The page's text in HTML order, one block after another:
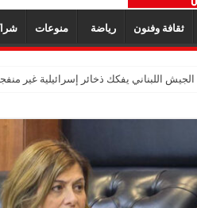
ثقافة وفنون رياضة منوعات
الجيش اللبناني يفكك ذخائر إسرائيلية غير